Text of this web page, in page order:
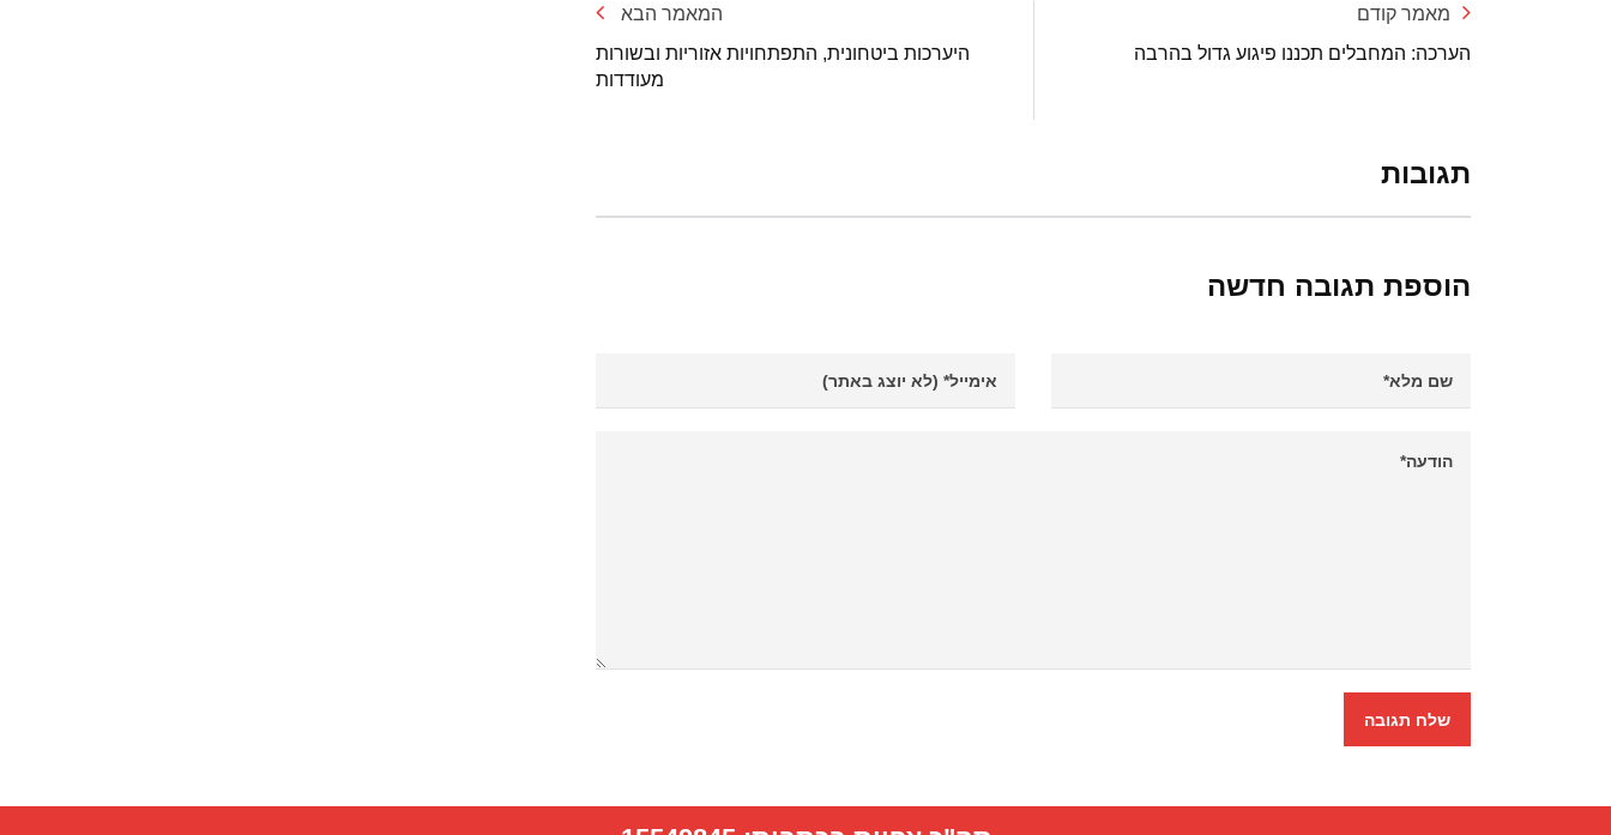
מאמר קודם
הערכה: המחבלים תכננו פיגוע גדול בהרבה
המאמר הבא
היערכות ביטחונית, התפתחויות אזוריות ובשורות
מעודדות
תגובות
הוספת תגובה חדשה